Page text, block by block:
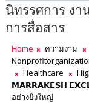
นิทรรศการ งา
การสื่อสาร
Home ความงาม
Healthcare
𝗠𝗔𝗥𝗥𝗔𝗞𝗘𝗦𝗛
อย่างยิ่งใหญ่